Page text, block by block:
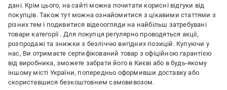
дані. Крім цього, на сайті можна почитати корисні відгуки від
покупців. Також тут можна ознайомитися з цікавими статтями з
різних тем і подивитися відеоогляди на найбільш затребувані
товари категорії . Для покупця регулярно проводяться акції,
розпродажі та знижки з безліччю вигідних позицій. Купуючи у
нас, Ви отримаєте сертифікований товар з офіційною гарантією
від виробника, зможете забрати його в Києві або в будь-якому
іншому місті України, попередньо оформивши доставку або
скориставшися безкоштовним самовивозом.